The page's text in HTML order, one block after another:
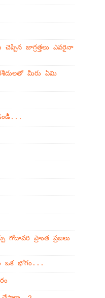
జాగ్రత్తలు ఎవరైనా
మీరు ఏమి
ప్రాంత ప్రజలు
ఒక భోగం...